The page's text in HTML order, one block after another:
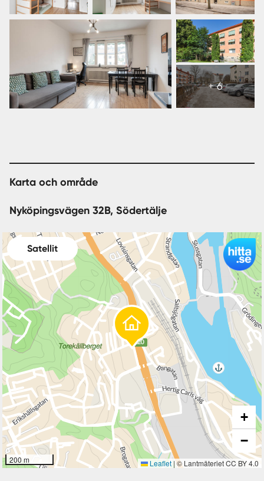
+ 6
Visa
alla
12
bilder
Karta och område
Nyköpingsvägen 32B, Södertälje
Satellit
200 m
+
−
Leaflet |© Lantmäteriet CC BY 4.0